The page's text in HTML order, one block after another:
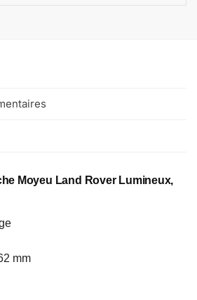
Moyeu Land Rover Lumineux,
mm